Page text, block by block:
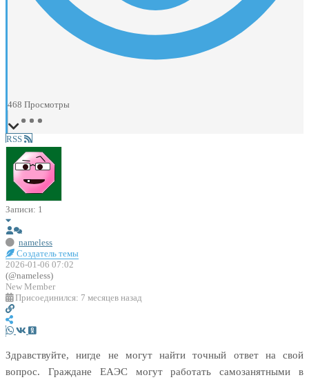
468 Просмотры
RSS
Записи: 1
nameless
Создатель темы
2026-01-06 07:02
(@nameless)
New Member
Присоединился: 7 месяцев назад
Здравствуйте, нигде не могут найти точный ответ на свой
вопрос. Граждане ЕАЭС могут работать самозанятными в